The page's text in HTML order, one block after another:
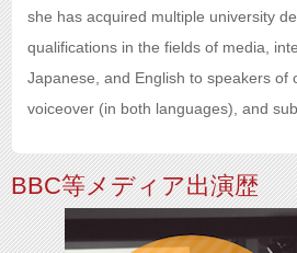
she has acquired multiple university
qualifications in the fields of media,
Japanese, and English to speakers of
voiceover (in both languages), and
BBC等メディア出演歴